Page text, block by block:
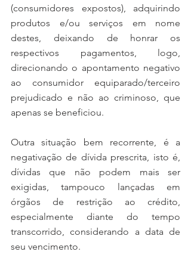
(consumidores expostos), adquirindo
produtos e/ou serviços em nome
destes, deixando de honrar os
respectivos pagamentos, logo,
direcionando o apontamento negativo
ao consumidor equiparado/terceiro
prejudicado e não ao criminoso, que
apenas se beneficiou.
Outra situação bem recorrente, é a
negativação de dívida prescrita, isto é,
dívidas que não podem mais ser
exigidas, tampouco lançadas em
órgãos de restrição ao crédito,
especialmente diante do tempo
transcorrido, considerando a data de
seu vencimento.